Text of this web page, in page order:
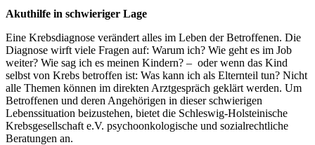
Akuthilfe in schwieriger Lage
Eine Krebsdiagnose verändert alles im Leben der Betroffenen. Die
Diagnose wirft viele Fragen auf: Warum ich? Wie geht es im Job
weiter? Wie sag ich es meinen Kindern? – oder wenn das Kind
selbst von Krebs betroffen ist: Was kann ich als Elternteil tun? Nicht
alle Themen können im direkten Arztgespräch geklärt werden. Um
Betroffenen und deren Angehörigen in dieser schwierigen
Lebenssituation beizustehen, bietet die Schleswig-Holsteinische
Krebsgesellschaft e.V. psychoonkologische und sozialrechtliche
Beratungen an.